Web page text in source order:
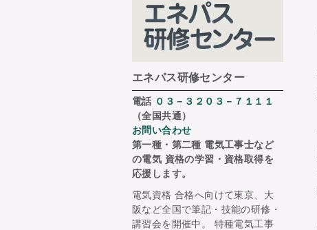
エネパス研修センター
電話 ０３－３２０３－７１１１
（全国共通）
お問い合わせ
第一種・第二種 電気工事士など
の電気 資格の学習・資格取得を
応援します。
電気資格 合格へ向けて東京、大
阪など全国で筆記・技能の研修・
講習会を開催中。 特種電気工事